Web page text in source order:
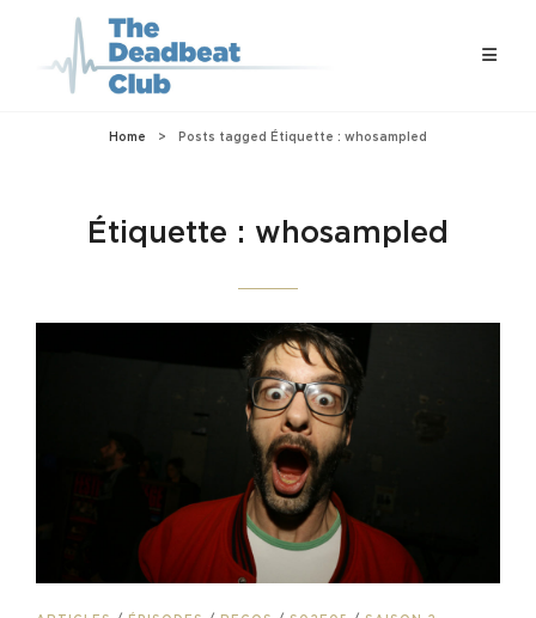
Home > Posts tagged Étiquette : whosampled
Étiquette : whosampled